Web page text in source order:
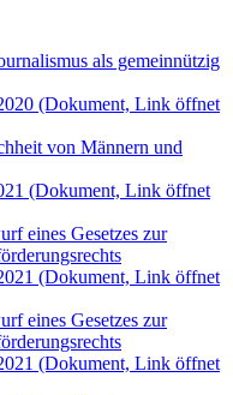
als gemeinnützig
(Dokument, Link öffnet
von Männern und
(Dokument, Link öffnet
eines Gesetzes zur
(Dokument, Link öffnet
eines Gesetzes zur
(Dokument, Link öffnet